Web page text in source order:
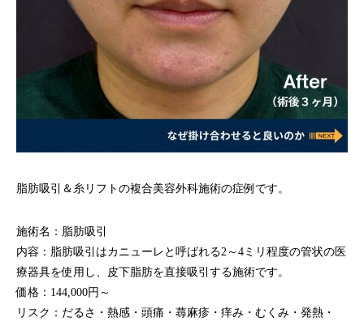
脂肪吸引＆糸リフトの複合美容外科施術の症例です。
施術名： 脂肪吸引
内容：脂肪吸引はカニューレと呼ばれる2～4ミリ程度の管状の医
療器具を使用し、皮下脂肪を直接吸引する施術です。
価格：144,000円～
リスク：だるさ・熱感・頭痛・蕁麻疹・痒み・むくみ・発熱・